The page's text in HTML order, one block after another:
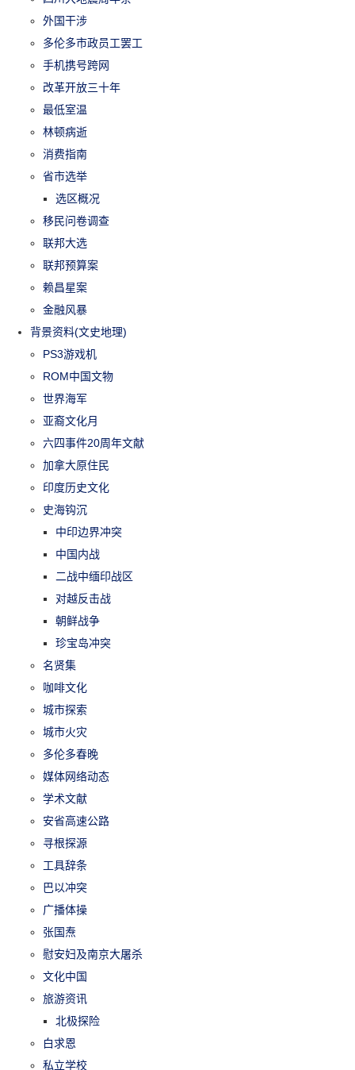
外国干涉
多伦多市政员工罢工
手机携号跨网
改革开放三十年
最低室温
林顿病逝
消费指南
省市选举
选区概况
移民问卷调查
联邦大选
联邦预算案
赖昌星案
金融风暴
背景资料(文史地理)
PS3游戏机
ROM中国文物
世界海军
亚裔文化月
六四事件20周年文献
加拿大原住民
印度历史文化
史海钩沉
中印边界冲突
中国内战
二战中缅印战区
对越反击战
朝鲜战争
珍宝岛冲突
名贤集
咖啡文化
城市探索
城市火灾
多伦多春晚
媒体网络动态
学术文献
安省高速公路
寻根探源
工具辞条
巴以冲突
广播体操
张国焘
慰安妇及南京大屠杀
文化中国
旅游资讯
北极探险
白求恩
私立学校